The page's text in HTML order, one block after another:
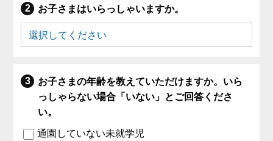
お子さまはいらっしゃいますか。
お子さまの年齢を教えていただけますか。いら
っしゃらない場合「いない」とご回答くださ
い。
通園していない未就学児